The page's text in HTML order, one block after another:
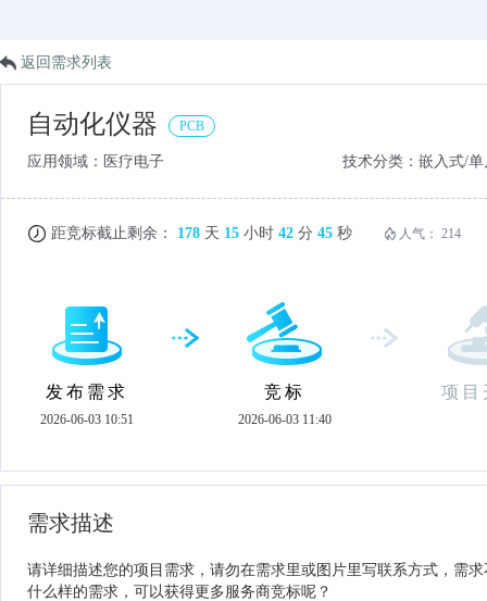
返回需求列表
自动化仪器 PCB
应用领域：医疗电子 技术分类：嵌入式/
距竞标截止剩余： 178 天 15 小时 42 分 45 秒 人气： 214
发布需求
2026-06-03 10:51
竞标
2026-06-03 11:40
项目
需求描述
请详细描述您的项目需求，请勿在需求里或图片里写联系方式，需
什么样的需求，可以获得更多服务商竞标呢？